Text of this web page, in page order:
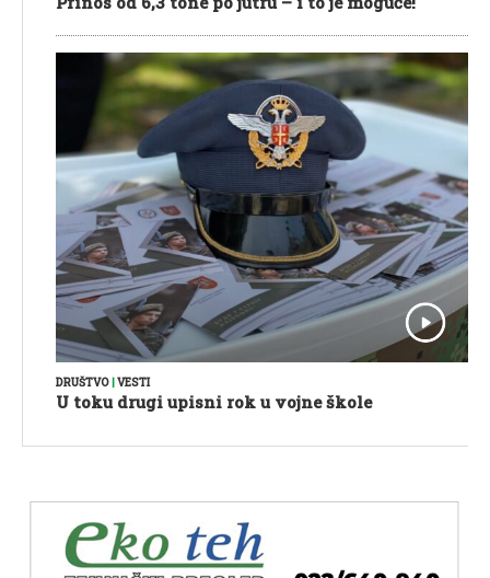
DRUŠTVO VESTI
U toku drugi upisni rok u vojne škole